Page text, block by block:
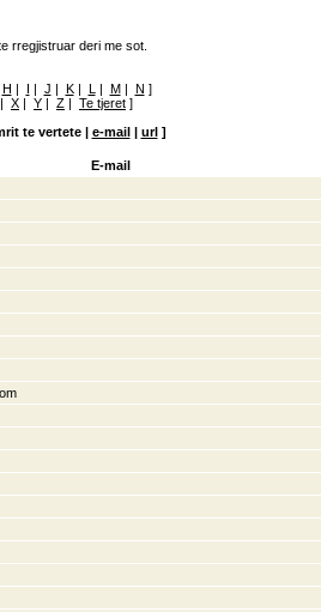
rregjistruar deri me sot.
H | I | J | K| L | M| N ]
X | Y | Z | Te tjeret ]
te vertete | e-mail| url ]
E-mail